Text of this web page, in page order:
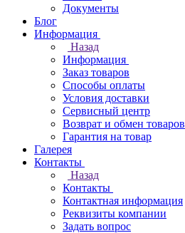
Документы
Блог
Информация
Назад
Информация
Заказ товаров
Способы оплаты
Условия доставки
Сервисный центр
Возврат и обмен товаров
Гарантия на товар
Галерея
Контакты
Назад
Контакты
Контактная информация
Реквизиты компании
Задать вопрос